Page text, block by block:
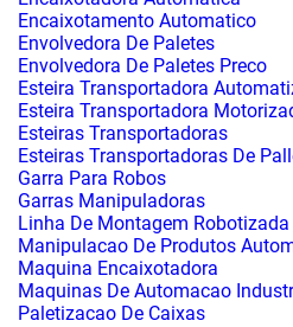
Envolvedora De Paletes
Envolvedora De Paletes Preco
Esteira Transportadora
Esteira Transportadora
Esteiras Transportadoras
Esteiras Transportadoras De
Garra Para Robos
Garras Manipuladoras
Linha De Montagem Robotizada
Manipulacao De Produtos
Maquina Encaixotadora
Maquinas De Automacao
Paletizacao De Caixas
Paletizacao De Fardos